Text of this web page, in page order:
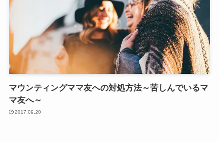
マウンティングママ友への対処方法～苦しんでいるマ
マ友へ～
2017.09.20